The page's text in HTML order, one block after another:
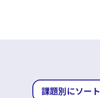
課題別にソート